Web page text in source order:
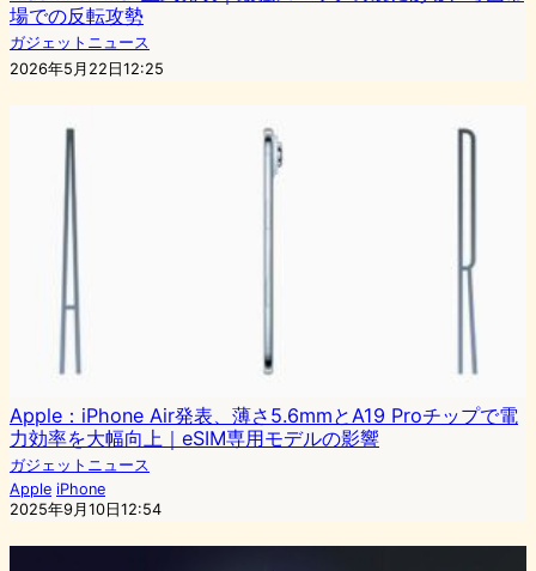
場での反転攻勢
ガジェットニュース
2026年5月22日12:25
Apple：iPhone Air発表、薄さ5.6mmとA19 Proチップで電
力効率を大幅向上｜eSIM専用モデルの影響
ガジェットニュース
Apple iPhone
2025年9月10日12:54